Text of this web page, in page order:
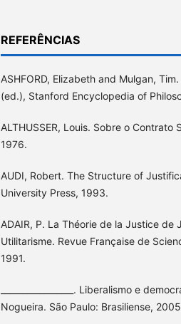
REFERÊNCIAS
ASHFORD, Elizabeth and Mulgan,
(ed.), Stanford Encyclopedia of
ALTHUSSER, Louis. Sobre o Contrato
1976.
AUDI, Robert. The Structure of
University Press, 1993.
ADAIR, P. La Théorie de la Justice de
Utilitarisme. Revue Française de
1991.
_________________. Liberalismo e
Nogueira. São Paulo: Brasiliense,